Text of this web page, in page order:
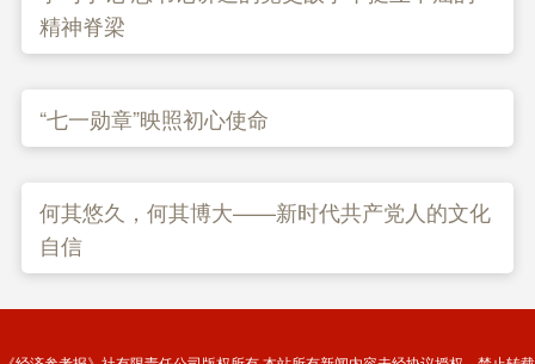
精神脊梁
“七一勋章”映照初心使命
何其悠久，何其博大——新时代共产党人的文化
自信